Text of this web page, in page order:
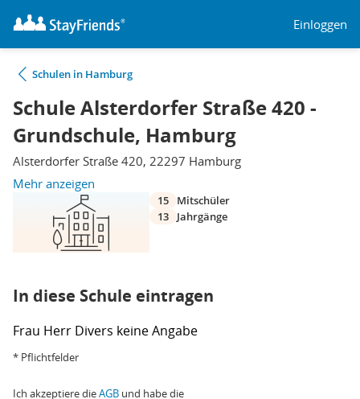
Einloggen
Schulen in Hamburg
Schule Alsterdorfer Straße 420 -
Grundschule, Hamburg
Alsterdorfer Straße 420, 22297 Hamburg
Mehr anzeigen
15
Mitschüler
13
Jahrgänge
In diese Schule eintragen
Frau Herr Divers keine Angabe
* Pflichtfelder
Ich akzeptiere dieAGB und habe die